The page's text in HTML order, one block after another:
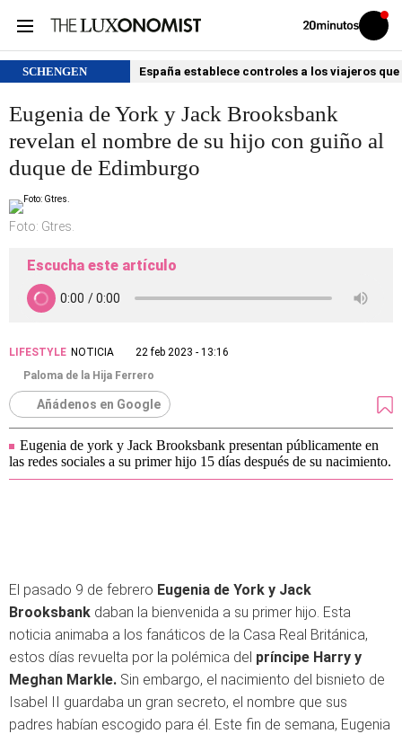
Volver
Iniciar
sesión
SCHENGEN España establece controles a los viajeros
Eugenia de York y Jack Brooksbank
revelan el nombre de su hijo con guiño al
duque de Edimburgo
Foto: Gtres.
Escucha este artículo
LIFESTYLE NOTICIA
22 feb 2023 - 13:16
Paloma de la Hija Ferrero
Añádenos en Google
Eugenia de york y Jack Brooksbank presentan públicamente en
las redes sociales a su primer hijo 15 días después de su nacimiento.
El pasado 9 de febrero Eugenia de York y Jack
Brooksbank daban la bienvenida a su primer hijo. Esta
noticia animaba a los fanáticos de la Casa Real Británica,
estos días revuelta por la polémica del príncipe Harry y
Meghan Markle. Sin embargo, el nacimiento del bisnieto de
Isabel II guardaba un gran secreto, el nombre que sus
padres habían escogido para él. Este fin de semana, Eugenia